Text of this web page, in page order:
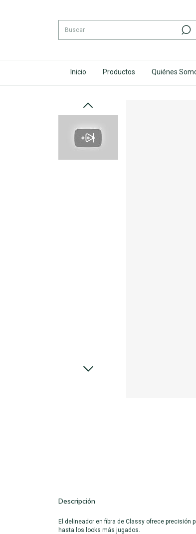
Inicio Productos Quiénes
Descripción
El delineador en fibra de Classy ofrece
hasta los looks más jugados.